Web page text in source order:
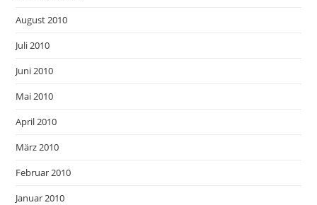
August 2010
Juli 2010
Juni 2010
Mai 2010
April 2010
März 2010
Februar 2010
Januar 2010